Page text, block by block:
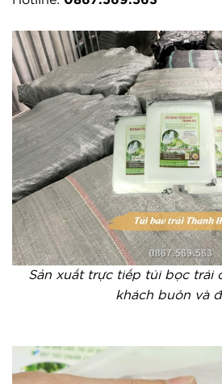
Sản xuất trực tiếp túi bọc trái
khách buôn và